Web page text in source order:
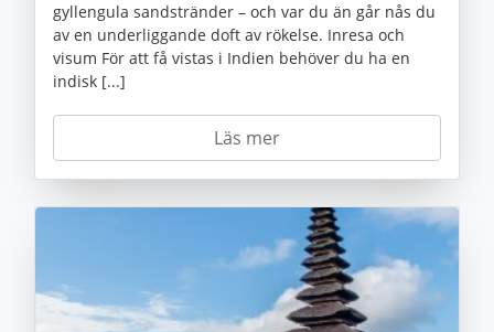
gyllengula sandstränder – och var du än går nås du
av en underliggande doft av rökelse. Inresa och
visum För att få vistas i Indien behöver du ha en
indisk [...]
Läs mer